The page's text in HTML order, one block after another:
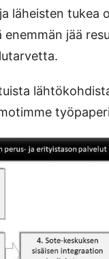
läheisten tukea
jää